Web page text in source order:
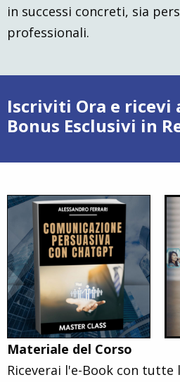
in successi concreti, sia
professionali.
Iscriviti Ora e ricevi
Bonus Esclusivi in
Materiale del Corso
Riceverai l'e-Book con tutte